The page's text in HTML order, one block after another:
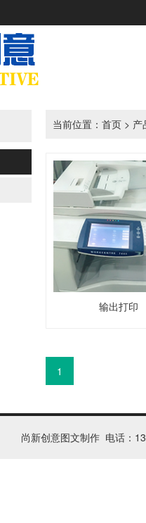
当前位置： 首页 > 产
输出打印
1
尚新创意图文制作 电话：